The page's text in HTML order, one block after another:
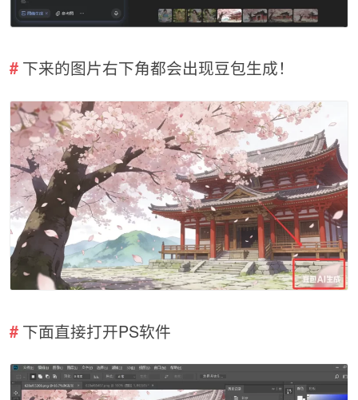
下来的图片右下角都会出现豆包生成！
下面直接打开PS软件